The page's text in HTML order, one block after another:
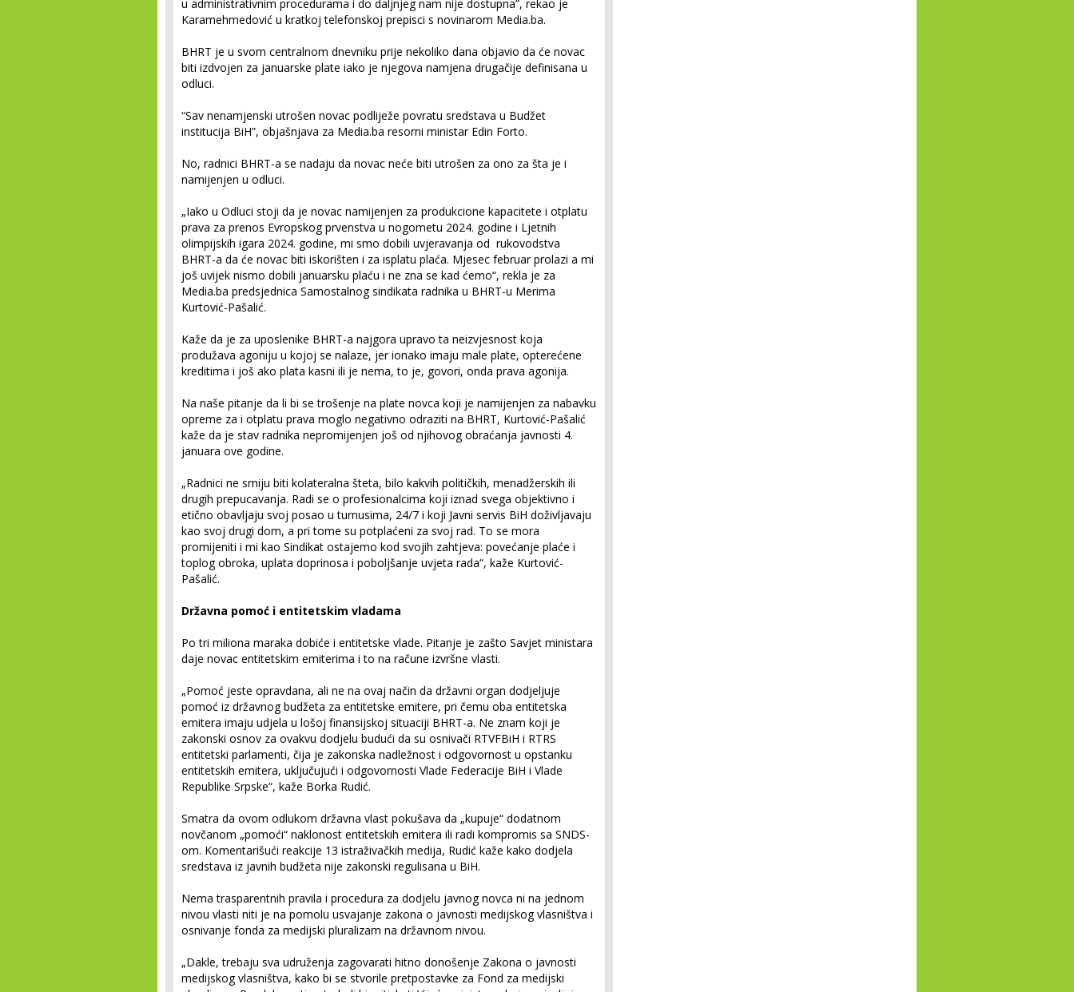
u administrativnim procedurama i do daljnjeg nam nije dostupna”, rekao je
Karamehmedović u kratkoj telefonskoj prepisci s novinarom Media.ba.
BHRT je u svom centralnom dnevniku prije nekoliko dana objavio da će novac
biti izdvojen za januarske plate iako je njegova namjena drugačije definisana u
odluci.
“Sav nenamjenski utrošen novac podliježe povratu sredstava u Budžet
institucija BiH”, objašnjava za Media.ba resorni ministar Edin Forto.
No, radnici BHRT-a se nadaju da novac neće biti utrošen za ono za šta je i
namijenjen u odluci.
„Iako u Odluci stoji da je novac namijenjen za produkcione kapacitete i otplatu
prava za prenos Evropskog prvenstva u nogometu 2024. godine i Ljetnih
olimpijskih igara 2024. godine, mi smo dobili uvjeravanja od rukovodstva
BHRT-a da će novac biti iskorišten i za isplatu plaća. Mjesec februar prolazi a mi
još uvijek nismo dobili januarsku plaću i ne zna se kad ćemo“, rekla je za
Media.ba predsjednica Samostalnog sindikata radnika u BHRT-u Merima
Kurtović-Pašalić.
Kaže da je za uposlenike BHRT-a najgora upravo ta neizvjesnost koja
produžava agoniju u kojoj se nalaze, jer ionako imaju male plate, opterećene
kreditima i još ako plata kasni ili je nema, to je, govori, onda prava agonija.
Na naše pitanje da li bi se trošenje na plate novca koji je namijenjen za nabavku
opreme za i otplatu prava moglo negativno odraziti na BHRT, Kurtović-Pašalić
kaže da je stav radnika nepromijenjen još od njihovog obraćanja javnosti 4.
januara ove godine.
„Radnici ne smiju biti kolateralna šteta, bilo kakvih političkih, menadžerskih ili
drugih prepucavanja. Radi se o profesionalcima koji iznad svega objektivno i
etično obavljaju svoj posao u turnusima, 24/7 i koji Javni servis BiH doživljavaju
kao svoj drugi dom, a pri tome su potplaćeni za svoj rad. To se mora
promijeniti i mi kao Sindikat ostajemo kod svojih zahtjeva: povećanje plaće i
toplog obroka, uplata doprinosa i poboljšanje uvjeta rada“, kaže Kurtović-
Pašalić.
Državna pomoć i entitetskim vladama
Po tri miliona maraka dobiće i entitetske vlade. Pitanje je zašto Savjet ministara
daje novac entitetskim emiterima i to na račune izvršne vlasti.
„Pomoć jeste opravdana, ali ne na ovaj način da državni organ dodjeljuje
pomoć iz državnog budžeta za entitetske emitere, pri čemu oba entitetska
emitera imaju udjela u lošoj finansijskoj situaciji BHRT-a. Ne znam koji je
zakonski osnov za ovakvu dodjelu budući da su osnivači RTVFBiH i RTRS
entitetski parlamenti, čija je zakonska nadležnost i odgovornost u opstanku
entitetskih emitera, uključujući i odgovornosti Vlade Federacije BiH i Vlade
Republike Srpske“, kaže Borka Rudić.
Smatra da ovom odlukom državna vlast pokušava da „kupuje“ dodatnom
novčanom „pomoći“ naklonost entitetskih emitera ili radi kompromis sa SNDS-
om. Komentarišući reakcije 13 istraživačkih medija, Rudić kaže kako dodjela
sredstava iz javnih budžeta nije zakonski regulisana u BiH.
Nema trasparentnih pravila i procedura za dodjelu javnog novca ni na jednom
nivou vlasti niti je na pomolu usvajanje zakona o javnosti medijskog vlasništva i
osnivanje fonda za medijski pluralizam na državnom nivou.
„Dakle, trebaju sva udruženja zagovarati hitno donošenje Zakona o javnosti
medijskog vlasništva, kako bi se stvorile pretpostavke za Fond za medijski